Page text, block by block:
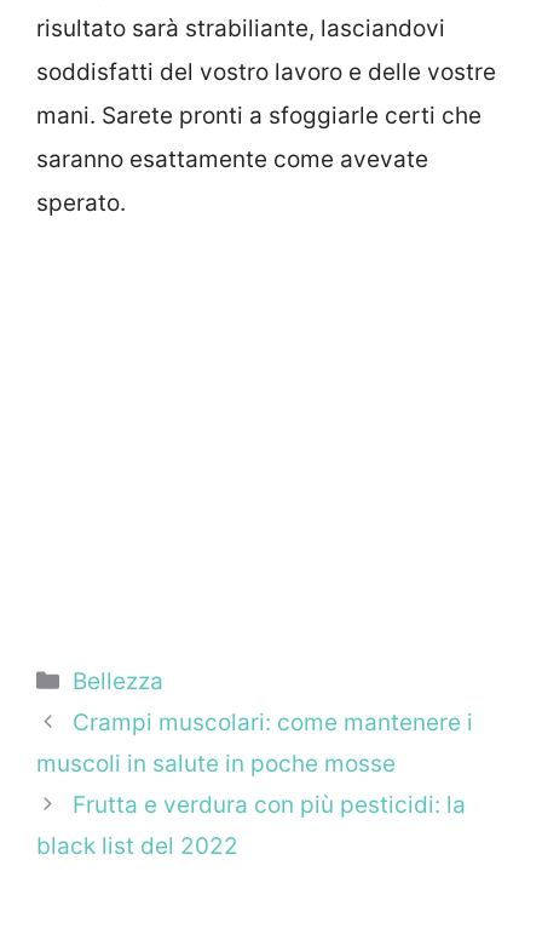
risultato sarà strabiliante, lasciandovi
soddisfatti del vostro lavoro e delle vostre
mani. Sarete pronti a sfoggiarle certi che
saranno esattamente come avevate
sperato.
Categorie
Bellezza
Crampi muscolari: come mantenere i
muscoli in salute in poche mosse
Frutta e verdura con più pesticidi: la
black list del 2022